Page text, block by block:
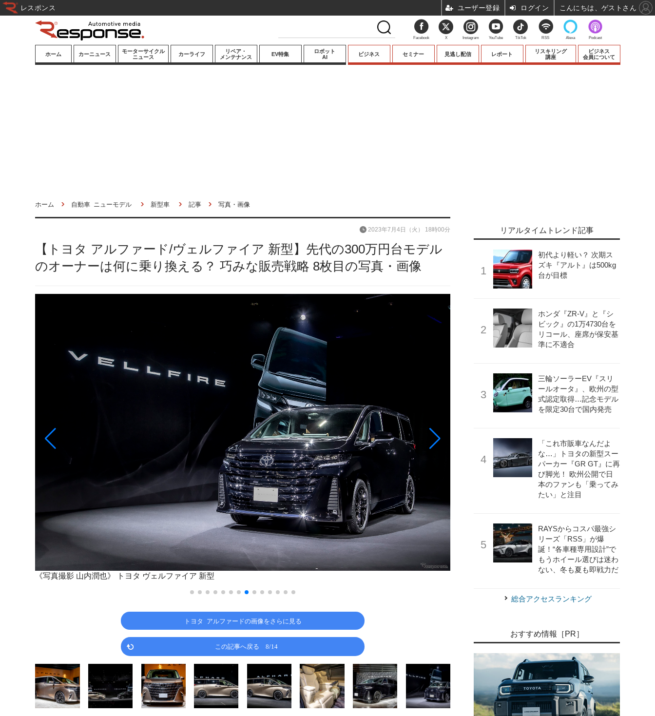
ホーム カーニュース
モーターサイクル
ニュース
カーライフ
リペア・
メンテナンス
EV特集
ロボット
AI
ビジネス セミナー 見逃し配信 レポート
リスキリング
講座
ビジネス
会員について
ホーム 自動車 ニューモデル 新型車 記事 写真・画像
【トヨタ アルファード/ヴェルファイア 新型】先代の300万円台モデル
のオーナーは何に乗り換える？ 巧みな販売戦略 8枚目の写真・画像
2023年7月4日（火） 18時00分
《写真撮影 山内潤也》 トヨタ ヴェルファイア 新型 トヨタ ヴェルファイア エグゼク
トヨタ アルファードの画像をさらに見る
この記事へ戻る 8/14
リアルタイムトレンド記事
初代より軽い？ 次期ス
ズキ『アルト』は500kg
台が目標
ホンダ『ZR-V』と『シ
ビック』の1万4730台を
リコール、座席が保安基
準に不適合
三輪ソーラーEV『スリ
ールオータ』、欧州の型
式認定取得…記念モデル
を限定30台で国内発売
「これ市販車なんだよ
な…」トヨタの新型スー
パーカー『GR GT』に再
び脚光！ 欧州公開で日
本のファンも「乗ってみ
たい」と注目
RAYSからコスパ最強シ
リーズ「RSS」が爆
誕！“各車種専用設計”で
もうホイール選びは迷わ
ない、冬も夏も即戦力だ
総合アクセスランキング
おすすめ情報［PR］
Facebook X Instagram YouTube TikTok RSS Alexa Podcast
レスポンス ユーザー登録 ログイン こんにちは、ゲストさん